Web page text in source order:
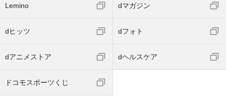
Lemino dマガジン
dヒッツ dフォト
dアニメストア dヘルスケア
ドコモスポーツくじ